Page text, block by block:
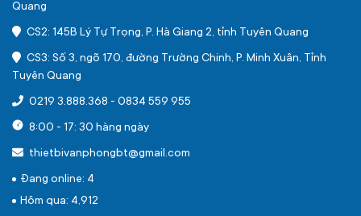
Quang
CS2: 145B Lý Tự Trọng, P. Hà Giang 2, tỉnh Tuyên Quang
CS3: Số 3, ngõ 170, đường Trường Chinh, P. Minh Xuân, Tỉnh
Tuyên Quang
0219 3.888.368 - 0834 559 955
8:00 - 17: 30 hàng ngày
thietbivanphongbt@gmail.com
Đang online: 4
Hôm qua: 4,912